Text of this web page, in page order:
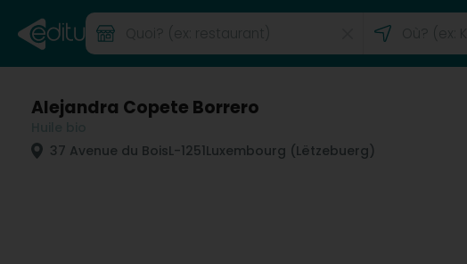
Alejandra Copete Borrero
37 Avenue du BoisL-1251Luxembourg (Lëtzebuerg)